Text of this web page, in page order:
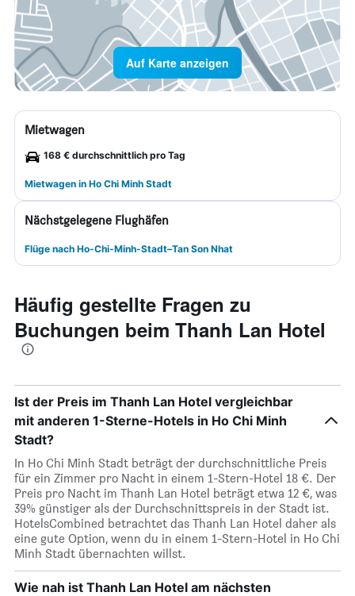
Auf Karte anzeigen
Mietwagen
168 € durchschnittlich pro Tag
Mietwagen in Ho Chi Minh Stadt
Nächstgelegene Flughäfen
Flüge nach Ho-Chi-Minh-Stadt–Tan Son Nhat
Häufig gestellte Fragen zu
Buchungen beim Thanh Lan Hotel
Ist der Preis im Thanh Lan Hotel vergleichbar
mit anderen 1-Sterne-Hotels in Ho Chi Minh
Stadt?
In Ho Chi Minh Stadt beträgt der durchschnittliche Preis
für ein Zimmer pro Nacht in einem 1-Stern-Hotel 18 €. Der
Preis pro Nacht im Thanh Lan Hotel beträgt etwa 12 €, was
39% günstiger als der Durchschnittspreis in der Stadt ist.
HotelsCombined betrachtet das Thanh Lan Hotel daher als
eine gute Option, wenn du in einem 1-Stern-Hotel in Ho Chi
Minh Stadt übernachten willst.
Wie nah ist Thanh Lan Hotel am nächsten